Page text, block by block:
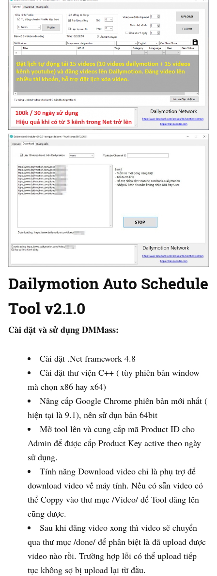
Dailymotion Auto Schedule
Tool v2.1.0
Cài đặt và sử dụng DMMass:
Cài đặt .Net framework 4.8
Cài đặt thư viện C++ ( tùy phiên bản window
mà chọn x86 hay x64)
Nâng cấp Google Chrome phiên bản mới nhất (
hiện tại là 9.1), nên sử dụn bản 64bit
Mở tool lên và cung cấp mã Product ID cho
Admin để được cấp Product Key active theo ngày
sử dụng.
Tính năng Download video chỉ là phụ trợ để
download video về máy tính. Nếu có sẵn video có
thể Coppy vào thư mục /Video/ để Tool đăng lên
cũng được.
Sau khi đăng video xong thì video sẽ chuyển
qua thư mục /done/ để phân biệt là đã upload được
video nào rồi. Trường hợp lỗi có thể upload tiếp
tục không sợ bị upload lại từ đầu.